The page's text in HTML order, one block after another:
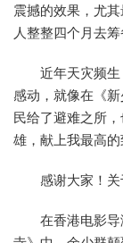
震撼的效果，尤
人整整四个月去
近年天灾频生
感动，就像在《
民给了避难之所
雄，献上我最高的
感谢大家！关
在香港电影导